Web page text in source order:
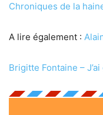
Chroniques de la
A lire également :
Brigitte Fontaine –